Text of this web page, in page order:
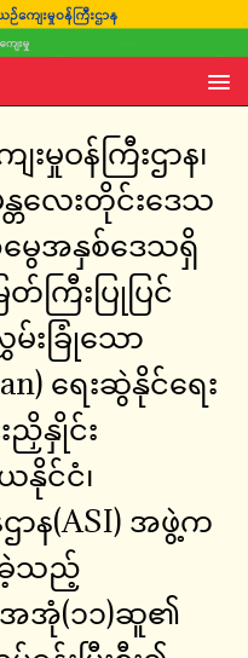
မှုဝန်ကြီးဌာန၊
တလေးတိုင်းဒေသ
မွေအနှစ်ဒေသရှိ
ကြီးပြုပြင်
းခြုံသော
ရေးဆွဲနိုင်ရေး
ညှိနှိုင်း
နိုင်ငံ၊
ာန(ASI) အဖွဲ့က
ခဲ့သည့်
အအုံ(၁၁)ဆူ၏